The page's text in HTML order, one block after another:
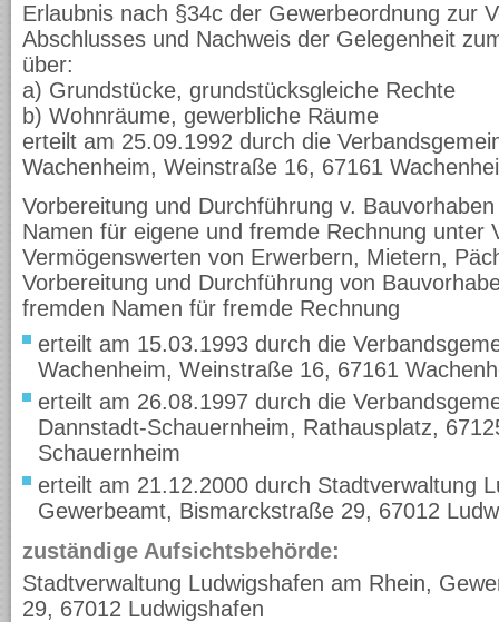
Erlaubnis nach §34c der Gewerbeordnung zur
Abschlusses und Nachweis der Gelegenheit
über:
a) Grundstücke, grundstücksgleiche Rechte
b) Wohnräume, gewerbliche Räume
erteilt am 25.09.1992 durch die
Wachenheim, Weinstraße 16, 67161
Vorbereitung und Durchführung v.
Namen für eigene und fremde Rechnung unter
Vermögenswerten von Erwerbern, Mietern,
Vorbereitung und Durchführung von
fremden Namen für fremde Rechnung
erteilt am 15.03.1993 durch die
Wachenheim, Weinstraße 16, 67161
erteilt am 26.08.1997 durch die
Dannstadt-Schauernheim, Rathausplatz,
Schauernheim
erteilt am 21.12.2000 durch Stadtverwaltung
Gewerbeamt, Bismarckstraße 29, 67012
zuständige Aufsichtsbehörde:
Stadtverwaltung Ludwigshafen am Rhein,
29, 67012 Ludwigshafen